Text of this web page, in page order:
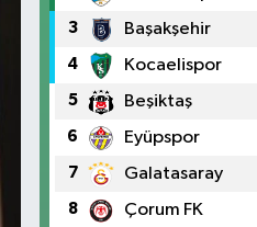
3 Başakşehir
4 Kocaelispor
5 Beşiktaş
6 Eyüpspor
7 Galatasaray
8 Çorum FK